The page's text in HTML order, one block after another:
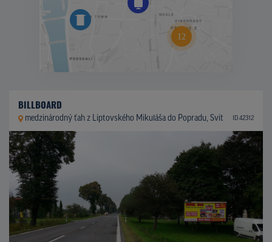
BILLBOARD
medzinárodný ťah z Liptovského Mikuláša do Popradu, Svit ID 42312